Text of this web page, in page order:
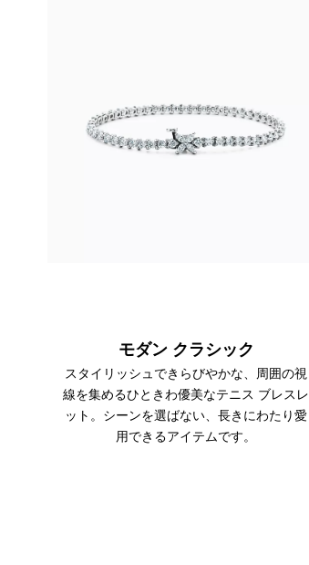
モダン クラシック
スタイリッシュできらびやかな、周囲の視
線を集めるひときわ優美なテニス ブレスレ
ット。シーンを選ばない、長きにわたり愛
用できるアイテムです。